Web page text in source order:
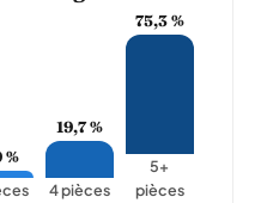
%
19,7 %
4 pièces
75,3 %
5+
pièces